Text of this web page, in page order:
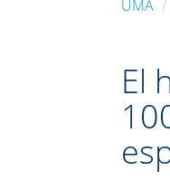
UMA
El